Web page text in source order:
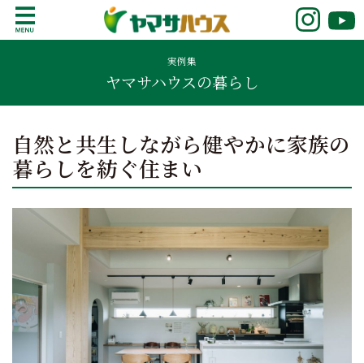
o
鹿児島で注文住宅ならヤマサハウス
新築の注文住宅や建売モデルハウスをお探し
の方はこちら。鹿児島県内で11年連続ナンバ
ーワンの実績を誇る、絆の家でおなじみの
ヤマサハウス。展示場情報や家づくりのこだ
実例集
ヤマサハウスの暮らし
自然と共生しながら健やかに家族の
暮らしを紡ぐ住まい